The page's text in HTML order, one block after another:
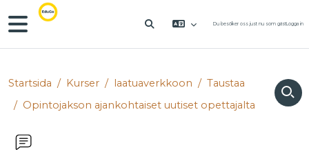
Gå direkt till huvudinnehåll
Sidopanel
VÄXLA SÖKINMATNING
Du besöker oss just nu som gästLogga in
Startsida Kurser laatuaverkkoon
Taustaa
Opintojakson ajankohtaiset uutiset opettajalta